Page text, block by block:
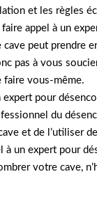
et les règles
appel à un
cave peut prendre
pas à vous
faire vous-même.
expert pour
du
et de l’utiliser
à un expert pour
votre cave,